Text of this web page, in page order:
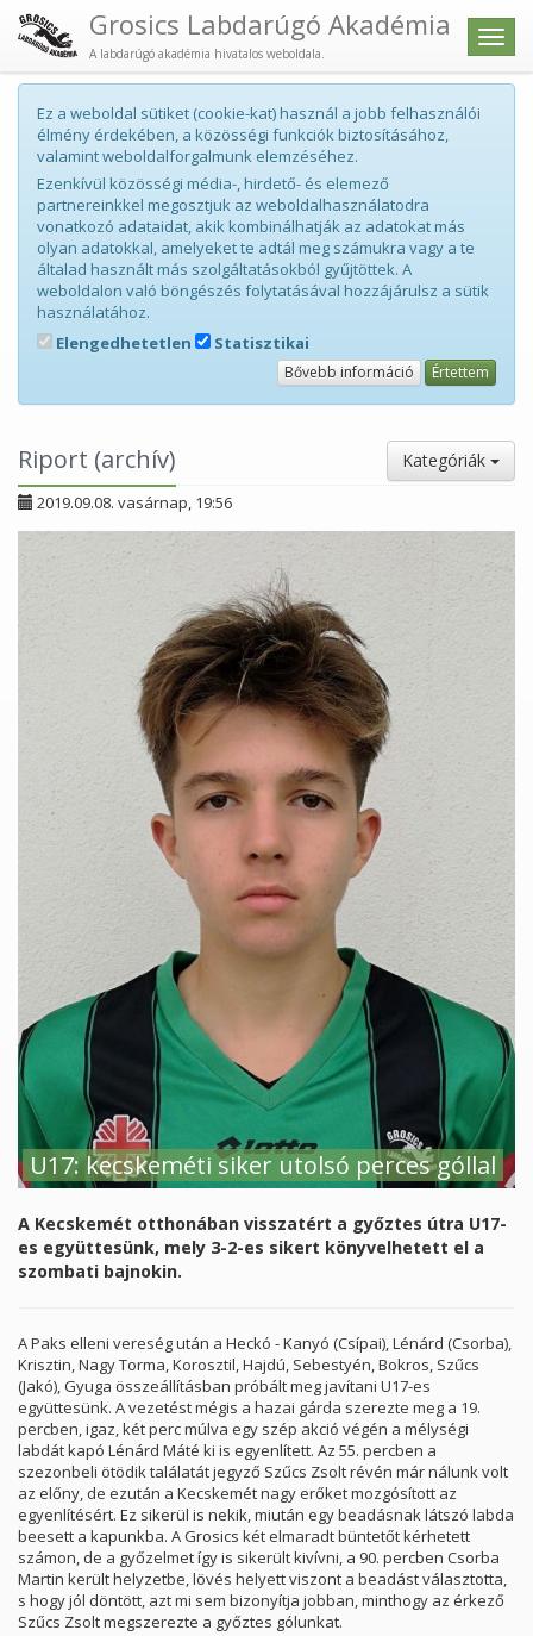
Menü
Grosics Labdarúgó Akadémia
A labdarúgó akadémia hivatalos weboldala.
Ez a weboldal sütiket (cookie-kat) használ a jobb felhasználói
élmény érdekében, a közösségi funkciók biztosításához,
valamint weboldalforgalmunk elemzéséhez.
Ezenkívül közösségi média-, hirdető- és elemező
partnereinkkel megosztjuk az weboldalhasználatodra
vonatkozó adataidat, akik kombinálhatják az adatokat más
olyan adatokkal, amelyeket te adtál meg számukra vagy a te
általad használt más szolgáltatásokból gyűjtöttek. A
weboldalon való böngészés folytatásával hozzájárulsz a sütik
használatához.
Elengedhetetlen
Statisztikai
Bővebb információ Értettem
Riport (archív) Kategóriák
2019.09.08. vasárnap, 19:56
U17: kecskeméti siker utolsó perces góllal
A Kecskemét otthonában visszatért a győztes útra U17-
es együttesünk, mely 3-2-es sikert könyvelhetett el a
szombati bajnokin.
A Paks elleni vereség után a Heckó - Kanyó (Csípai), Lénárd (Csorba),
Krisztin, Nagy Torma, Korosztil, Hajdú, Sebestyén, Bokros, Szűcs
(Jakó), Gyuga összeállításban próbált meg javítani U17-es
együttesünk. A vezetést mégis a hazai gárda szerezte meg a 19.
percben, igaz, két perc múlva egy szép akció végén a mélységi
labdát kapó Lénárd Máté ki is egyenlített. Az 55. percben a
szezonbeli ötödik találatát jegyző Szűcs Zsolt révén már nálunk volt
az előny, de ezután a Kecskemét nagy erőket mozgósított az
egyenlítésért. Ez sikerül is nekik, miután egy beadásnak látszó labda
beesett a kapunkba. A Grosics két elmaradt büntetőt kérhetett
számon, de a győzelmet így is sikerült kivívni, a 90. percben Csorba
Martin került helyzetbe, lövés helyett viszont a beadást választotta,
s hogy jól döntött, azt mi sem bizonyítja jobban, minthogy az érkező
Szűcs Zsolt megszerezte a győztes gólunkat.